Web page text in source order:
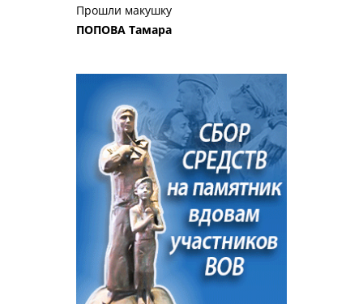
Прошли макушку
ПОПОВА Тамара